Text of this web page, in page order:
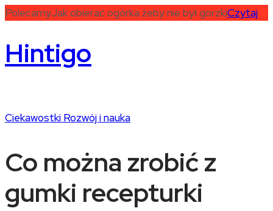
PolecamyJak obierać ogórka żeby nie był gorzkiCzytaj
Hintigo
Ciekawostki Rozwój i nauka
Co można zrobić z
gumki recepturki